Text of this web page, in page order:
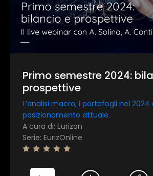
Primo semestre 2024:
prospettive
L’analisi macro, i portafogli nel 2024
posizionamento attuale.
A cura di: Eurizon
Serie: EurizOnline